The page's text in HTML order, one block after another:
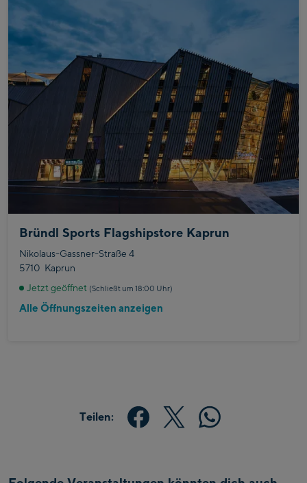
Bründl Sports Flagshipstore Kaprun
Nikolaus-Gassner-Straße 4
5710 Kaprun
Jetzt geöffnet (Schließt um 18:00 Uhr)
Alle Öffnungszeiten anzeigen
Teilen: